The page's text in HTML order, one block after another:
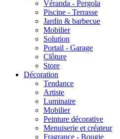
Véranda - Pergola
Piscine - Terrasse
Jardin & barbecue
Mobilier
Solution
Portail - Garage
Clôture
Store
Décoration
Tendance
Artiste
Luminaire
Mobilier
Peinture décorative
Menuiserie et créateur
Fragrance - Bougie